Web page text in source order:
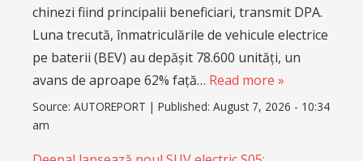
chinezi fiind principalii beneficiari, transmit DPA.
Luna trecută, înmatriculările de vehicule electrice
pe baterii (BEV) au depășit 78.600 unități, un
avans de aproape 62% față… Read more »
Source: AUTOREPORT | Published: August 7, 2026 - 10:34
am